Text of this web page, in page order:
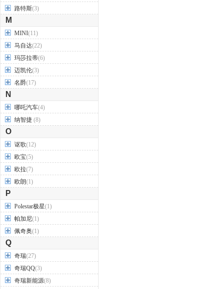
路特斯(3)
M
MINI(11)
马自达(22)
玛莎拉蒂(6)
迈凯伦(3)
名爵(17)
N
哪吒汽车(4)
纳智捷 (8)
O
讴歌(12)
欧宝(5)
欧拉(7)
欧朗(1)
P
Polestar极星(1)
帕加尼(1)
佩奇奥(1)
Q
奇瑞(27)
奇瑞QQ(3)
奇瑞新能源(8)